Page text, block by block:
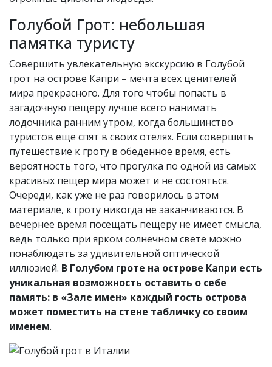
Голубой Грот: небольшая
памятка туристу
Совершить увлекательную экскурсию в Голубой
грот на острове Капри – мечта всех ценителей
мира прекрасного. Для того чтобы попасть в
загадочную пещеру лучше всего нанимать
лодочника ранним утром, когда большинство
туристов еще спят в своих отелях. Если совершить
путешествие к гроту в обеденное время, есть
вероятность того, что прогулка по одной из самых
красивых пещер мира может и не состояться.
Очереди, как уже не раз говорилось в этом
материале, к гроту никогда не заканчиваются. В
вечернее время посещать пещеру не имеет смысла,
ведь только при ярком солнечном свете можно
понаблюдать за удивительной оптической
иллюзией. В Голубом гроте на острове Капри есть
уникальная возможность оставить о себе
память: в «Зале имен» каждый гость острова
может поместить на стене табличку со своим
именем.